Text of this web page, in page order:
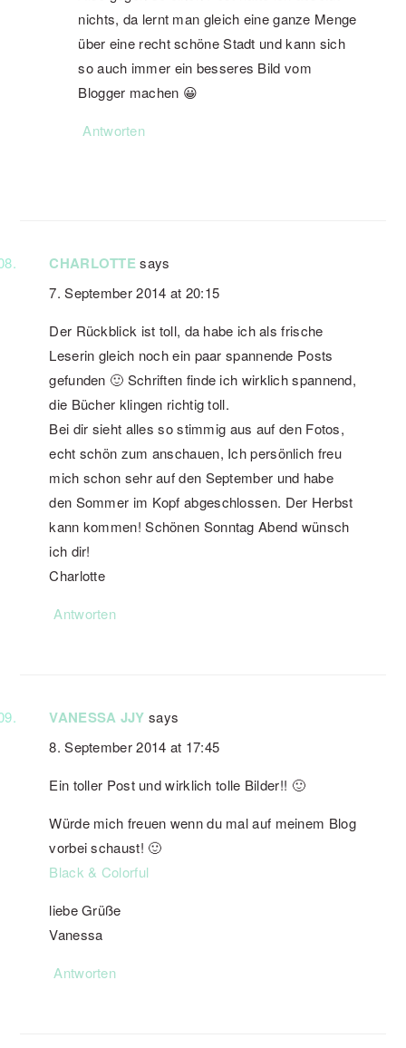
nichts, da lernt man gleich eine ganze Menge
über eine recht schöne Stadt und kann sich
so auch immer ein besseres Bild vom
Blogger machen 😀
Antworten
CHARLOTTE says
7. September 2014 at 20:15
Der Rückblick ist toll, da habe ich als frische
Leserin gleich noch ein paar spannende Posts
gefunden 🙂 Schriften finde ich wirklich spannend,
die Bücher klingen richtig toll.
Bei dir sieht alles so stimmig aus auf den Fotos,
echt schön zum anschauen, Ich persönlich freu
mich schon sehr auf den September und habe
den Sommer im Kopf abgeschlossen. Der Herbst
kann kommen! Schönen Sonntag Abend wünsch
ich dir!
Charlotte
Antworten
VANESSA JJY says
8. September 2014 at 17:45
Ein toller Post und wirklich tolle Bilder!! 🙂
Würde mich freuen wenn du mal auf meinem Blog
vorbei schaust! 🙂
Black & Colorful
liebe Grüße
Vanessa
Antworten